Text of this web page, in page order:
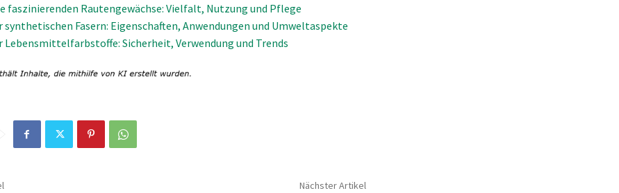
faszinierenden Rautengewächse: Vielfalt, Nutzung und Pflege
synthetischen Fasern: Eigenschaften, Anwendungen und Umweltaspekte
Lebensmittelfarbstoffe: Sicherheit, Verwendung und Trends
Nächster Artikel